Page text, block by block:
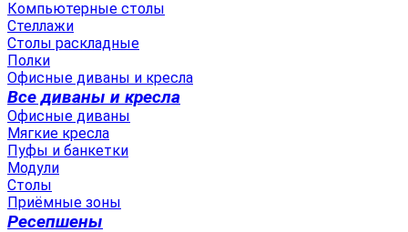
Компьютерные столы
Стеллажи
Столы раскладные
Полки
Офисные диваны и кресла
Все диваны и кресла
Офисные диваны
Мягкие кресла
Пуфы и банкетки
Модули
Столы
Приёмные зоны
Ресепшены